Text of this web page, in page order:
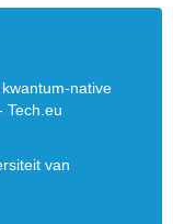
native
Tech.eu
van